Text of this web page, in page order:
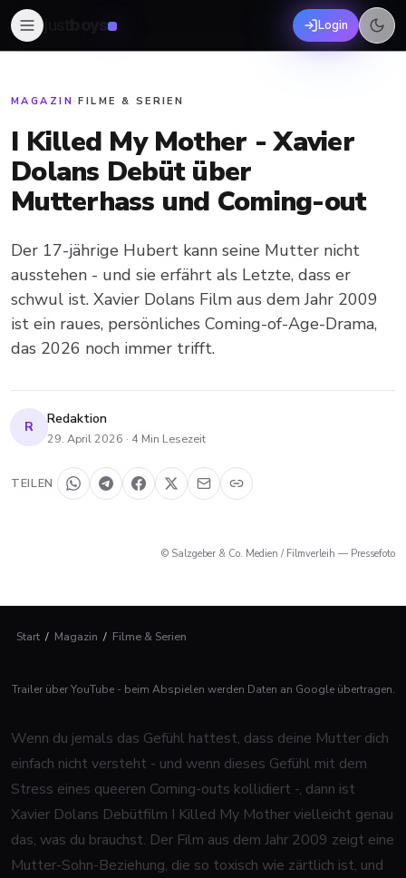
boys Login
MAGAZIN ·FILME & SERIEN
I Killed My Mother - Xavier
Dolans Debüt über
Mutterhass und Coming-out
Der 17-jährige Hubert kann seine Mutter nicht
ausstehen - und sie erfährt als Letzte, dass er
schwul ist. Xavier Dolans Film aus dem Jahr 2009
ist ein raues, persönliches Coming-of-Age-Drama,
das 2026 noch immer trifft.
R Redaktion
29. April 2026 · 4 Min Lesezeit
TEILEN
© Salzgeber & Co. Medien / Filmverleih — Pressefoto
Start / Magazin / Filme & Serien
Trailer über YouTube - beim Abspielen werden Daten an Google übertragen.
Wenn du jemals das Gefühl hattest, dass deine Mutter dich
einfach nicht versteht - und wenn dieses Gefühl mit dem
Stress eines queeren Coming-outs kollidiert -, dann ist
Xavier Dolans Debütfilm I Killed My Mothervielleicht genau
das, was du brauchst. Der Film aus dem Jahr 2009 zeigt eine
Mutter-Sohn-Beziehung, die so toxisch wie zärtlich ist, und